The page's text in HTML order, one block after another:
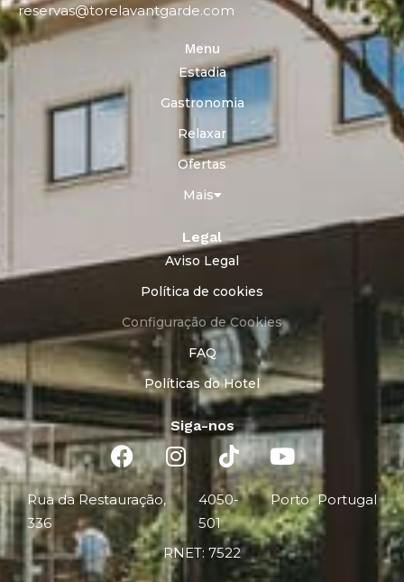
reservas@torelavantgarde.com
Menu
Estadia
Gastronomia
Relaxar
Ofertas
Mais
Legal
Aviso Legal
Política de cookies
Configuração de Cookies
FAQ
Políticas do Hotel
Siga-nos
Rua da Restauração,
336
4050-
501
Porto Portugal
RNET: 7522